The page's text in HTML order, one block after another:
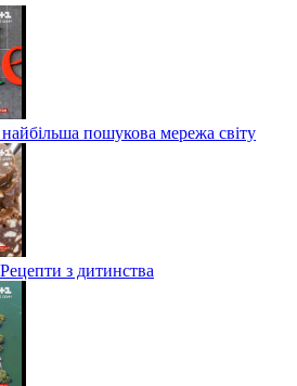
пошукова мережа світу
з дитинства